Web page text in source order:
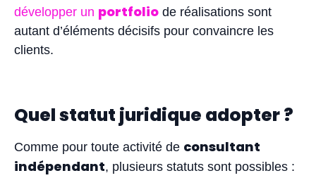
développer un portfolio de réalisations sont
autant d’éléments décisifs pour convaincre les
clients.
Quel statut juridique adopter ?
Comme pour toute activité de consultant
indépendant, plusieurs statuts sont possibles :